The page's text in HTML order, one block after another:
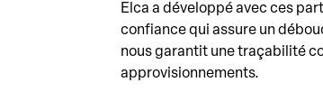
Elca a développé avec ces
confiance qui assure un
nous garantit une traçabilité
approvisionnements.